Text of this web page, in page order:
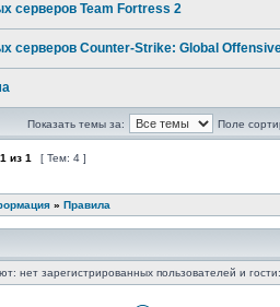
серверов Team Fortress 2
серверов Counter-Strike: Global
Показать темы за: Поле
1 из 1 [ Тем: 4 ]
» Правила
нет зарегистрированных пользователей и